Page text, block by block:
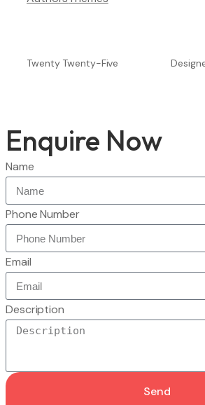
Twenty Twenty-Five
Enquire Now
Name
Phone Number
Email
Description
Send